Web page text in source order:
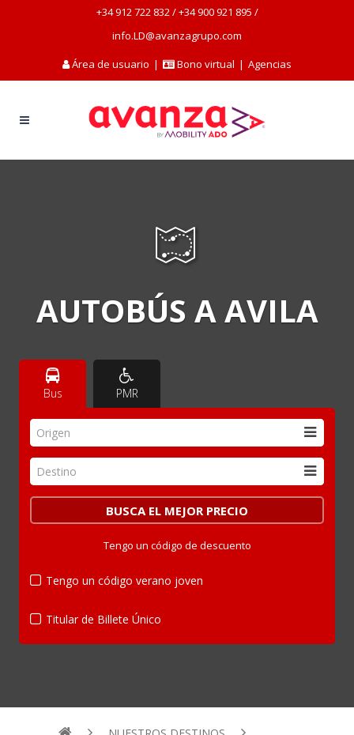
+34 912 722 832/+34 900 921 895 /
info.LD@avanzagrupo.com
Área de usuario | Bono virtual | Agencias
AUTOBÚS A AVILA
Bus PMR
Origen
Destino
Tengo un código de descuento
Tengo un código verano joven
Titular de Billete Único